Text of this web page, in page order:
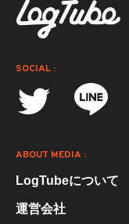
SOCIAL :
ABOUT MEDIA :
LogTubeについて
運営会社